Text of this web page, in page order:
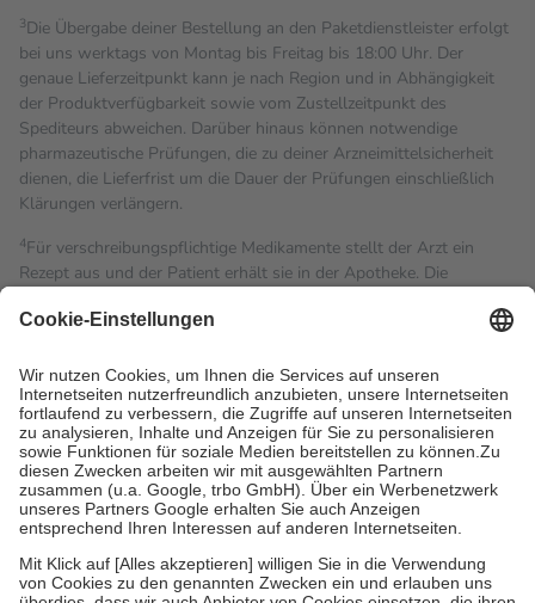
3Die Übergabe deiner Bestellung an den Paketdienstleister erfolgt
bei uns werktags von Montag bis Freitag bis 18:00 Uhr. Der
genaue Lieferzeitpunkt kann je nach Region und in Abhängigkeit
der Produktverfügbarkeit sowie vom Zustellzeitpunkt des
Spediteurs abweichen. Darüber hinaus können notwendige
pharmazeutische Prüfungen, die zu deiner Arzneimittelsicherheit
dienen, die Lieferfrist um die Dauer der Prüfungen einschließlich
Klärungen verlängern.
4Für verschreibungspflichtige Medikamente stellt der Arzt ein
Rezept aus und der Patient erhält sie in der Apotheke. Die
Kosten dafür, der Versicherte trägt einen Teil davon als Zuzahlung
Grundsätzlich leisten Mitglieder Zuzahlungen in Höhe von zehn
Prozent des Abgabepreises,mindestensjedochfünf Euround
höchstens zehn Euro.Es sind jedoch nie mehr als die
tatsächlichen Kosten der Leistung zu entrichten.
Diese Regeln gelten grundsätzlich auch für Online-Apotheken.
Bei Heilmitteln und häuslicher Krankenpflege beträgt die
Zuzahlung zehn Prozent der Kosten sowie zehn Euro je
Um das Engagement der Versicherten für ihre eigene Gesundheit